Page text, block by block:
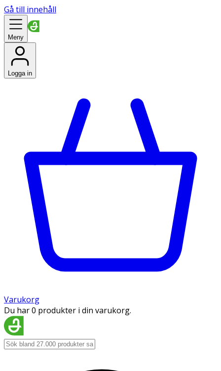
Gå till innehåll
Meny
Logga in
Varukorg
Du har 0 produkter i din varukorg.